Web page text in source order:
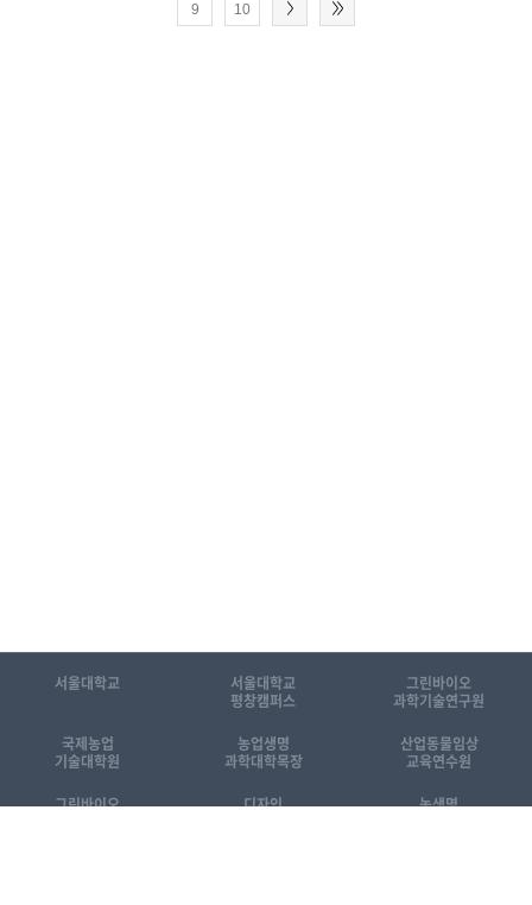
9 10
서울대학교
서울대학교
평창캠퍼스
그린바이오
과학기술연구원
국제농업
기술대학원
농업생명
과학대학목장
산업동물임상
교육연수원
그린바이오
디자인
농생명